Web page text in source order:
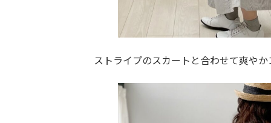
ストライプのスカートと合わせて爽や